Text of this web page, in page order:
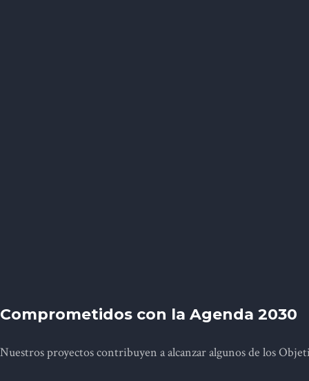
Comprometidos con la Agenda 2030
Nuestros proyectos contribuyen a alcanzar algunos de los